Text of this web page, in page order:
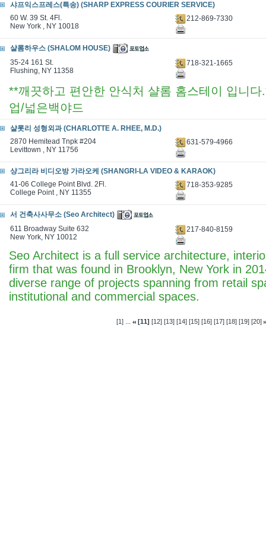
샤프익스프레스(특송) (SHARP EXPRESS COURIER SERVICE)
60 W. 39 St. 4Fl.
New York , NY 10018
212-869-7330
샬롬하우스 (SHALOM HOUSE)
35-24 161 St.
Flushing, NY 11358
718-321-1665
**깨끗하고 편안한 안식처 샬롬 홈스테이 입니
업/넓은백야드
샬롯리 성형외과 (CHARLOTTE A. RHEE, M.D.)
2870 Hemitead Tnpk #204
Levittown , NY 11756
631-579-4966
샹그리라 비디오방 가라오케 (SHANGRI-LA VIDEO & KARAOK)
41-06 College Point Blvd. 2Fl.
College Point , NY 11355
718-353-9285
서 건축사사무소 (Seo Architect)
611 Broadway Suite 632
New York, NY 10012
217-840-8159
Seo Architect is a full service architecture,
firm that was found in Brooklyn, New York in
diverse range of projects spanning from retail
institutional and commercial spaces.
[1]... [11] [12] [13] [14] [15] [16] [17] [18] [19] [20]